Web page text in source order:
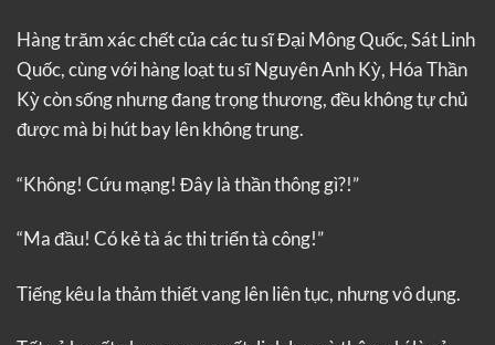
Hàng trăm xác chết của các tu sĩ Đại Mông Quốc, Sát Linh
Quốc, cùng với hàng loạt tu sĩ Nguyên Anh Kỳ, Hóa Thần
Kỳ còn sống nhưng đang trọng thương, đều không tự chủ
được mà bị hút bay lên không trung.
“Không! Cứu mạng! Đây là thần thông gì?!”
“Ma đầu! Có kẻ tà ác thi triển tà công!”
Tiếng kêu la thảm thiết vang lên liên tục, nhưng vô dụng.